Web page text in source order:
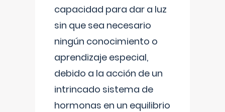
capacidad para dar a luz
sin que sea necesario
ningún conocimiento o
aprendizaje especial,
debido a la acción de un
intrincado sistema de
hormonas en un equilibrio